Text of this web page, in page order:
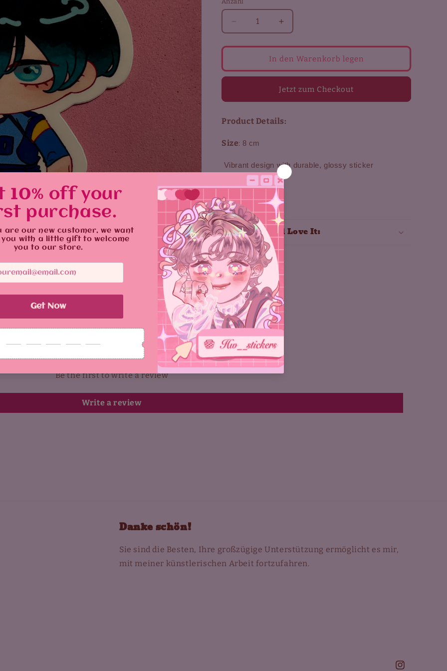
Verringere
die
Menge
Rin
sticker
Erhöhe
die
Menge
für
Rin
sticker
In den Warenkorb legen
Jetzt zum Checkout
Product Details:
Size: 8 cm
Vibrant design with durable, glossy sticker
Why You'll Love It:
Customer Reviews
Be the first to write a review
Write a review
Danke schön!
Sie sind die Besten, Ihre großzügige Unterstützung ermöglicht es mir,
mit meiner künstlerischen Arbeit fortzufahren.